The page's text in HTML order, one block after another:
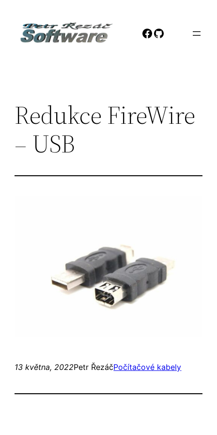
obsah
Facebook
GitHub
Redukce FireWire
– USB
13 května, 2022Petr ŘezáčPočítačové kabely